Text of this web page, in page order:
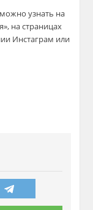
узнать на
на страницах
Инстаграм или